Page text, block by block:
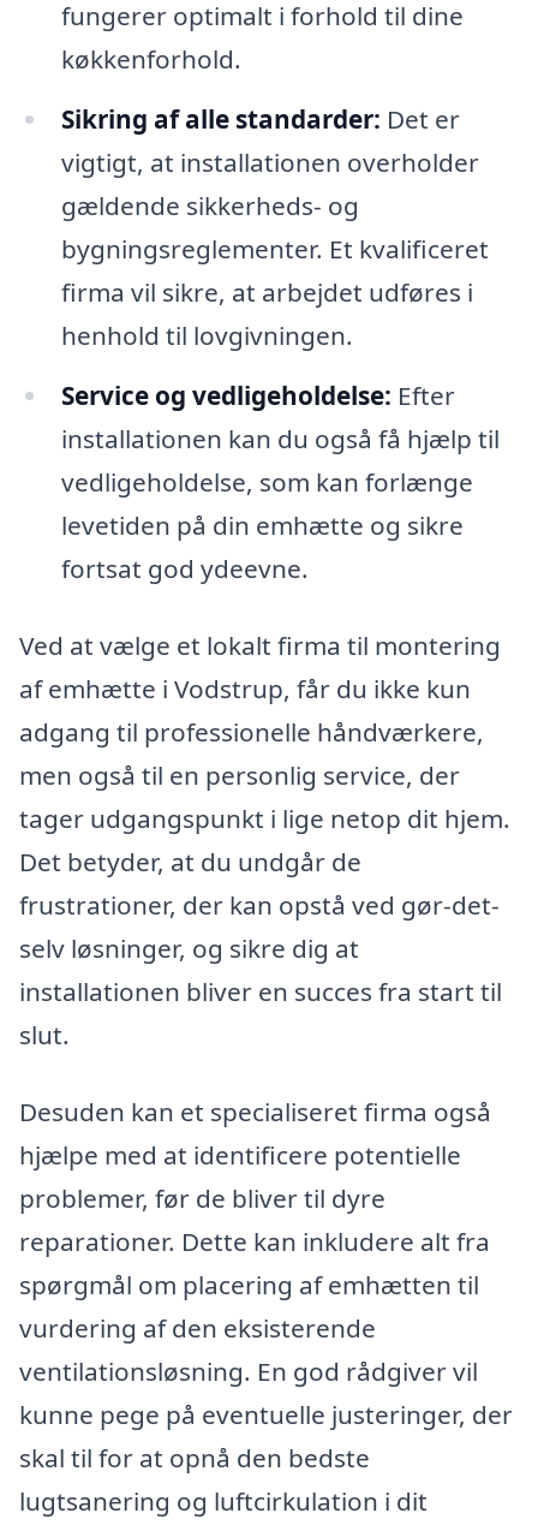
fungerer optimalt i forhold til dine
køkkenforhold.
Sikring af alle standarder: Det er
vigtigt, at installationen overholder
gældende sikkerheds- og
bygningsreglementer. Et kvalificeret
firma vil sikre, at arbejdet udføres i
henhold til lovgivningen.
Service og vedligeholdelse: Efter
installationen kan du også få hjælp til
vedligeholdelse, som kan forlænge
levetiden på din emhætte og sikre
fortsat god ydeevne.
Ved at vælge et lokalt firma til montering
af emhætte i Vodstrup, får du ikke kun
adgang til professionelle håndværkere,
men også til en personlig service, der
tager udgangspunkt i lige netop dit hjem.
Det betyder, at du undgår de
frustrationer, der kan opstå ved gør-det-
selv løsninger, og sikre dig at
installationen bliver en succes fra start til
slut.
Desuden kan et specialiseret firma også
hjælpe med at identificere potentielle
problemer, før de bliver til dyre
reparationer. Dette kan inkludere alt fra
spørgmål om placering af emhætten til
vurdering af den eksisterende
ventilationsløsning. En god rådgiver vil
kunne pege på eventuelle justeringer, der
skal til for at opnå den bedste
lugtsanering og luftcirkulation i dit